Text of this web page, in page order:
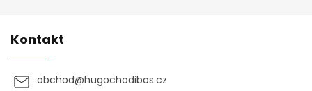
Kontakt
obchod@hugochodibos.cz